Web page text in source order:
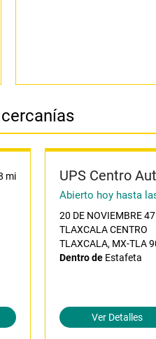
mi UPS Centro
Abierto hoy hasta
20 DE NOVIEMBRE 47
TLAXCALA CENTRO
TLAXCALA, MX-TLA
Dentro deEstafeta
Ver Detalles